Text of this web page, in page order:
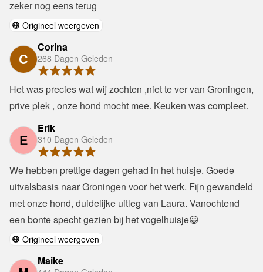
zeker nog eens terug
Origineel weergeven
C
Corina
268 Dagen Geleden
Het was precies wat wij zochten ,niet te ver van Groningen,
prive plek , onze hond mocht mee. Keuken was compleet.
E
Erik
310 Dagen Geleden
We hebben prettige dagen gehad in het huisje. Goede
uitvalsbasis naar Groningen voor het werk. Fijn gewandeld
met onze hond, duidelijke uitleg van Laura. Vanochtend
een bonte specht gezien bij het vogelhuisje😀
Origineel weergeven
Maike